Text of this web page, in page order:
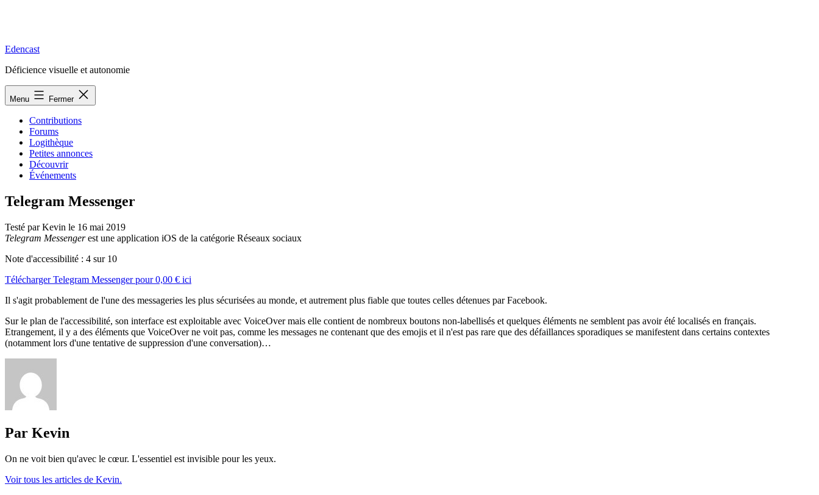
Edencast
Déficience visuelle et autonomie
Menu Fermer
Contributions
Forums
Logithèque
Petites annonces
Découvrir
Événements
Telegram Messenger
Testé par Kevin le 16 mai 2019
Telegram Messengerest une application iOS de la catégorie Réseaux sociaux
Note d'accessibilité : 4 sur 10
TéléchargerTelegram Messengerpour0,00 € ici
Il s'agit probablement de l'une des messageries les plus sécurisées au monde, et autrement plus fiable que toutes celles détenues par Facebook.
Sur le plan de l'accessibilité, son interface est exploitable avec VoiceOver mais elle contient de nombreux boutons non-labellisés et quelques éléments ne semblent pas avoir été localisés en français.
Etrangement, il y a des éléments que VoiceOver ne voit pas, comme les messages ne contenant que des emojis et il n'est pas rare que des défaillances sporadiques se manifestent dans certains contextes
(notamment lors d'une tentative de suppression d'une conversation)…
Par Kevin
On ne voit bien qu'avec le cœur. L'essentiel est invisible pour les yeux.
Voir tous les articles de Kevin.